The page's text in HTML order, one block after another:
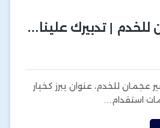
للخدم | تدبيرك علينا…
عجمان للخدم، عنوان يبرز كخيار
استقدام…